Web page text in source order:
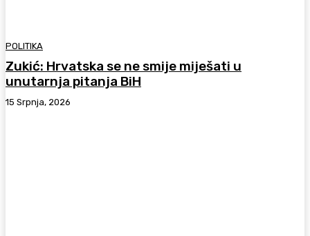
POLITIKA
Zukić: Hrvatska se ne smije miješati u
unutarnja pitanja BiH
15 Srpnja, 2026